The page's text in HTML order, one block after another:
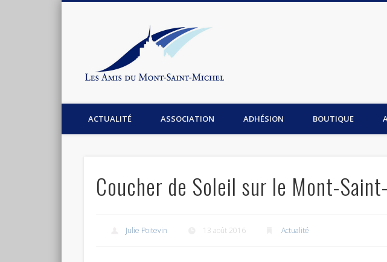
Association les amis du Mont-Saint-Michel
ACTUALITÉ ASSOCIATION ADHÉSION BOUTIQUE
Coucher de Soleil sur le Mont-
Julie Poitevin 13 août 2016 Actualité